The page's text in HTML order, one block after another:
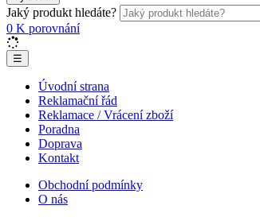
Jaký produkt hledáte?
0 K porovnání
☰
Úvodní strana
Reklamační řád
Reklamace / Vrácení zboží
Poradna
Doprava
Kontakt
Obchodní podmínky
O nás